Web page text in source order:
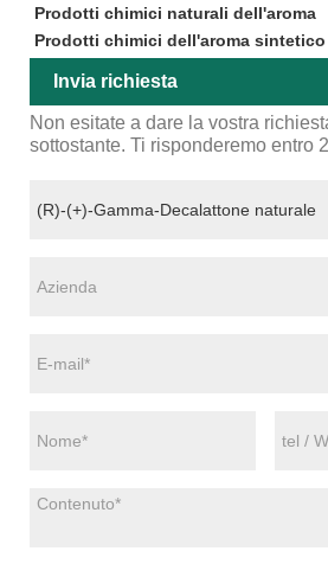
Prodotti chimici naturali dell'aroma
Prodotti chimici dell'aroma sintetico
Invia richiesta
Non esitate a dare la vostra
sottostante. Ti risponderemo entro